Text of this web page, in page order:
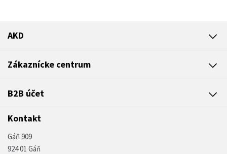
AKD
Zákaznícke centrum
B2B účet
Kontakt
Gáň 909
924 01 Gáň